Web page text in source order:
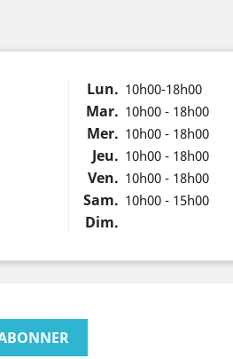
Lun. 10h00-18h00
Mar. 10h00 - 18h00
Mer. 10h00 - 18h00
Jeu. 10h00 - 18h00
Ven. 10h00 - 18h00
Sam. 10h00 - 15h00
Dim.